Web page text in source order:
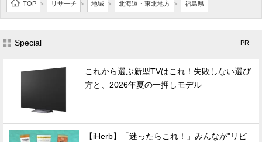
TOP > リサーチ > 地域 > 北海道・東北地方 > 福島県
Special - PR -
これから選ぶ新型TVはこれ！失敗しない選び
方と、2026年夏の一押しモデル
【iHerb】「迷ったらこれ！」みんなが"リピ